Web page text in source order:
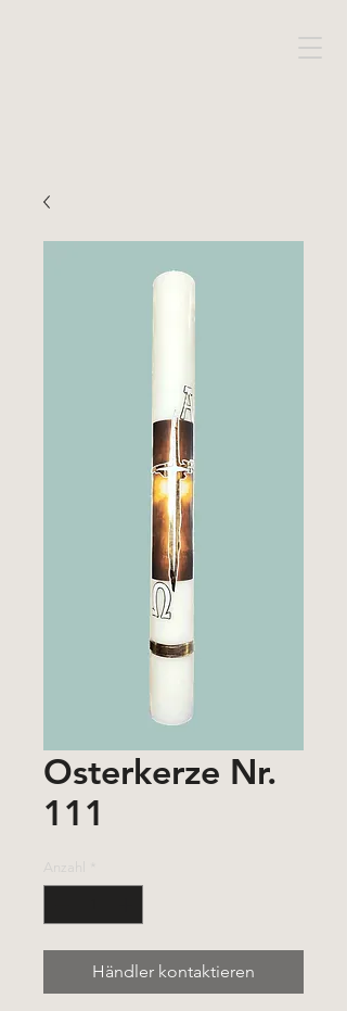
Osterkerze Nr.
111
Anzahl
Händler kontaktieren